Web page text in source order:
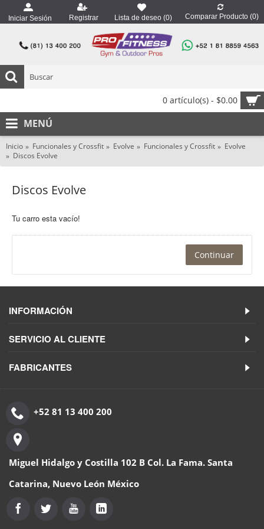
Iniciar Sesión Registrar Lista de deseo (0) Comparar Producto (0)
0 artículo(s) - $0.00
MENÚ
Inicio Funcionales y Crossfit Evolve Funcionales y Crossfit
Evolve
Discos Evolve
Discos Evolve
Tu carro esta vacío!
Continuar
INFORMACIÓN
SERVICIO AL CLIENTE
FABRICANTES
+52 81 13 400 200
Miguel Hidalgo y Costilla 102 B Col. La Fama. Santa
Catarina, Nuevo León México